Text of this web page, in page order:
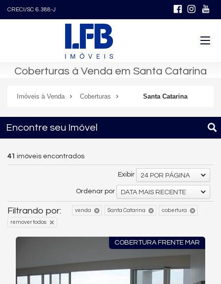
CRECI/SC 6.388-J
Coberturas à Venda em Santa Catarina
Imóveis à Venda Coberturas Santa Catarina
Encontre seu Imóvel
41 imóveis encontrados
Exibir 24 POR PÁGINA
Ordenar por DATA MAIS RECENTE
Filtrando por: venda Santa Catarina cobertura
remover todos
COBERTURA FRENTE MAR